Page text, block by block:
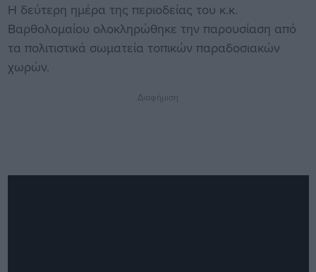
Η δεύτερη ημέρα της περιοδείας του κ.κ.
Βαρθολομαίου ολοκληρώθηκε την παρουσίαση από
τα πολιτιστικά σωματεία τοπικών παραδοσιακών
χωρών.
Διαφήμιση